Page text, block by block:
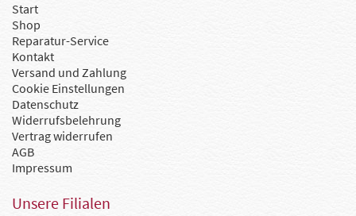
Start
Shop
Reparatur-Service
Kontakt
Versand und Zahlung
Cookie Einstellungen
Datenschutz
Widerrufsbelehrung
Vertrag widerrufen
AGB
Impressum
Unsere Filialen